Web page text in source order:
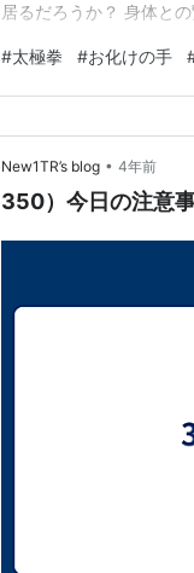
居るだろうか？ 身体と
肉に頼って何かをしよう
て居る。上手な人の腕
#太極拳 #お化けの手
New1TR’s blog • 4年前
350）今日の注意